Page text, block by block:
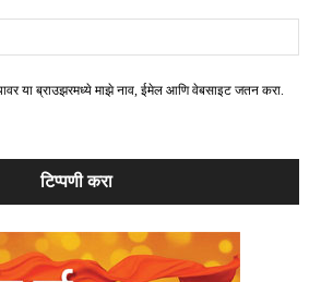
या ब्राउझरमध्ये माझे नाव, ईमेल आणि वेबसाइट जतन करा.